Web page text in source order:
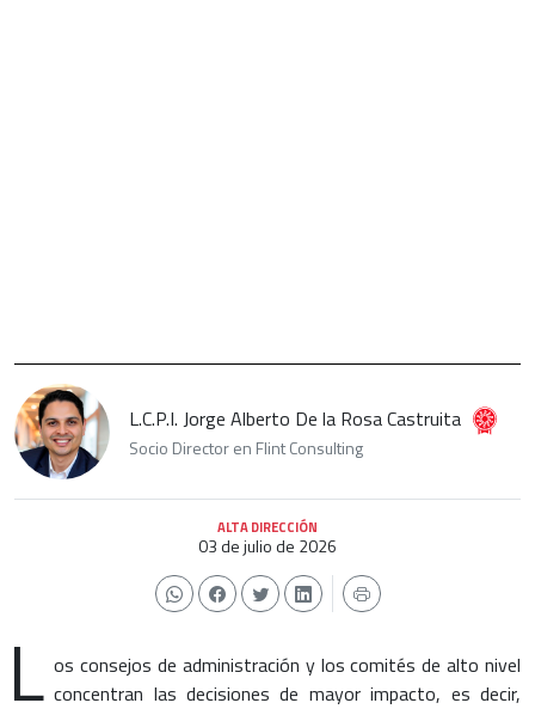
L.C.P.I. Jorge Alberto De la Rosa Castruita
Socio Director en Flint Consulting
ALTA DIRECCIÓN
03 de julio de 2026
L os consejos de administración y los comités de alto nivel
concentran las decisiones de mayor impacto, es decir,